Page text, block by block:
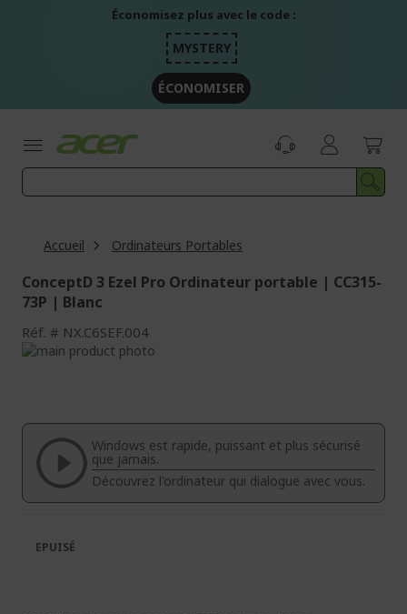
Économisez plus avec le code :
MYSTERY
ÉCONOMISER
Accueil Ordinateurs Portables
ConceptD 3 Ezel Pro Ordinateur portable | CC315-
73P | Blanc
Réf. NX.C6SEF.004
Passer
de
galerie
d’images
de
Galerie
d’images
Windows est rapide, puissant et plus sécurisé
que jamais.
Découvrez l'ordinateur qui dialogue avec vous.
EPUISÉ